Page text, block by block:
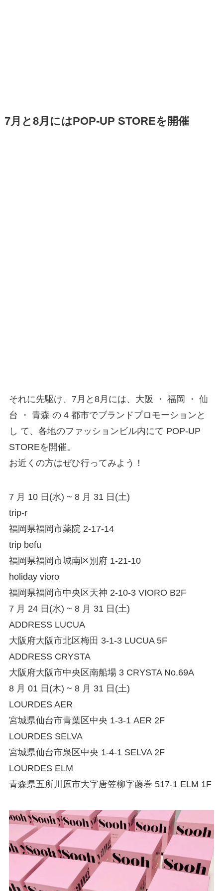
7月と8月にはPOP-UP STOREを開催
それに先駆け、7月と8月には、大阪 ・ 福岡 ・ 仙
台 ・ 青森 の 4 都市でブランドプロモーションと
し て、各地のファッションビル内にて POP-UP
STOREを開催。
お近くの方はぜひ行ってみよう！
7 月 10 日(水) ~ 8 月 31 日(土)
trip-r
福岡県福岡市薬院 2-17-14
trip befu
福岡県福岡市城南区別府 1-21-10
holiday vioro
福岡県福岡市中央区天神 2-10-3 VIORO B2F
7 月 24 日(水) ~ 8 月 31 日(土)
ADDRESS LUCUA
大阪府大阪市北区梅田 3-1-3 LUCUA 5F
ADDRESS CRYSTA
大阪府大阪市中央区南船場 3 CRYSTA No.69A
8 月 01 日(木) ~ 8 月 31 日(土)
LOURDES AER
宮城県仙台市青葉区中央 1-3-1 AER 2F
LOURDES SELVA
宮城県仙台市泉区中央 1-4-1 SELVA 2F
LOURDES ELM
青森県五所川原市大字唐笠柳字藤巻 517-1 ELM 1F